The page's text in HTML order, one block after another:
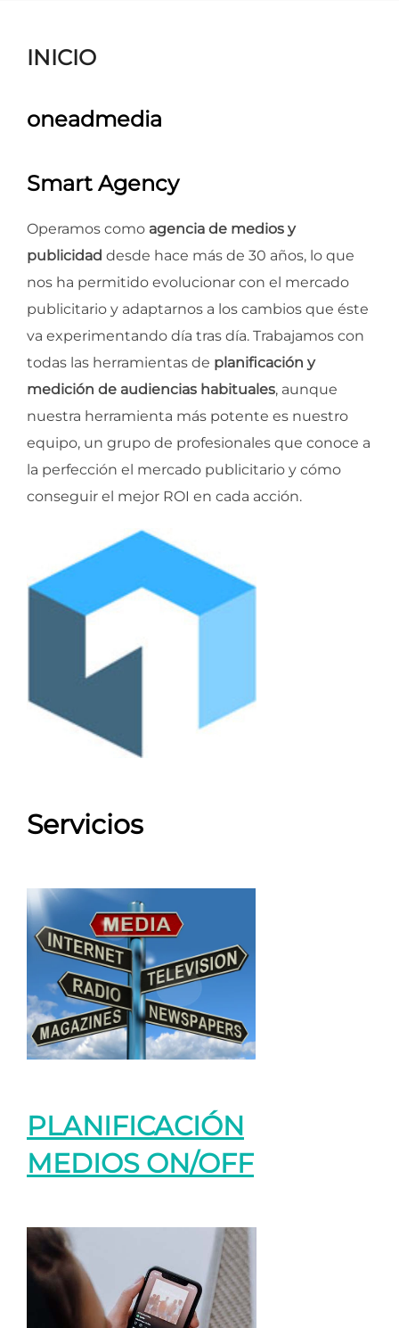
INICIO
oneadmedia
Smart Agency
Operamos como agencia de medios y
publicidad desde hace más de 30 años, lo que
nos ha permitido evolucionar con el mercado
publicitario y adaptarnos a los cambios que éste
va experimentando día tras día. Trabajamos con
todas las herramientas de planificación y
medición de audiencias habituales, aunque
nuestra herramienta más potente es nuestro
equipo, un grupo de profesionales que conoce a
la perfección el mercado publicitario y cómo
conseguir el mejor ROI en cada acción.
Servicios
PLANIFICACIÓN
MEDIOS ON/OFF